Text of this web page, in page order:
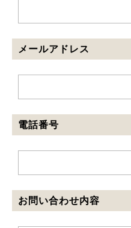
メールアドレス
電話番号
お問い合わせ内容